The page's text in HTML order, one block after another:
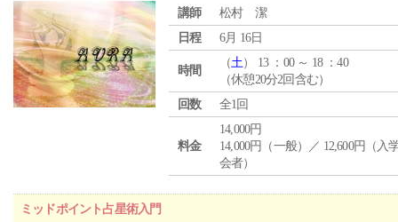
講師
松村 潔
日程
6月 16日
時間
（土） 13 ：00 ～ 18 ：40
（休憩20分2回含む）
回数
全1回
料金
14,000円
14,000円（一般）／ 12,600円（入
会者）
ミッドポイント占星術入門